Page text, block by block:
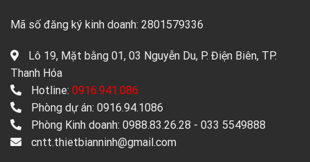
Mã số đăng ký kinh doanh: 2801579336
Lô 19, Mặt bằng 01, 03 Nguyễn Du, P. Điện Biên, TP.
Thanh Hóa
Hotline: 0916.941.086
Phòng dự án: 0916.94.1086
Phòng Kinh doanh: 0988.83.26.28 - 033 5549888
cntt.thietbianninh@gmail.com